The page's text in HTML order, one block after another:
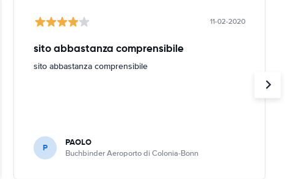
11-02-2020
sito abbastanza comprensibile
sito abbastanza comprensibile
P PAOLO
Buchbinder Aeroporto di Colonia-Bonn